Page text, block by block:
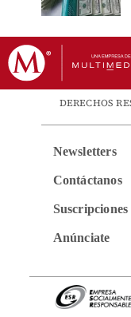
DERECHOS
Newsletters
Contáctanos
Suscripciones
Anúnciate